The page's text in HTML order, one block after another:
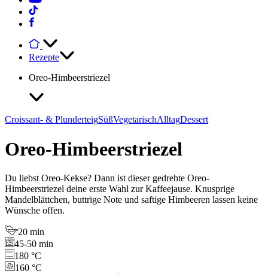
Rezepte
Oreo-Himbeerstriezel
Croissant- & PlunderteigSüßVegetarischAlltagDessert
Oreo-Himbeerstriezel
Du liebst Oreo-Kekse? Dann ist dieser gedrehte Oreo-
Himbeerstriezel deine erste Wahl zur Kaffeejause. Knusprige
Mandelblättchen, buttrige Note und saftige Himbeeren lassen keine
Wünsche offen.
20 min
45-50 min
180 °C
160 °C